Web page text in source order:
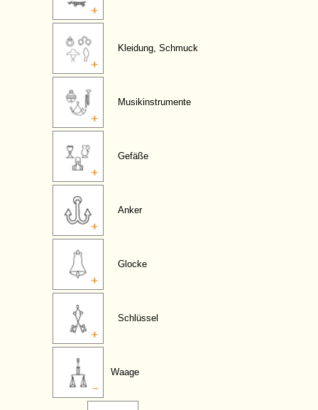
Kleidung, Schmuck
Musikinstrumente
Gefäße
Anker
Glocke
Schlüssel
Waage